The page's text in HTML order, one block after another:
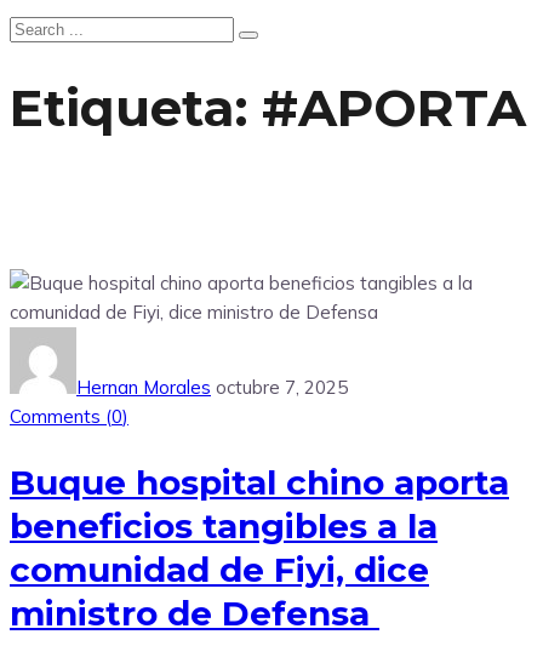
Etiqueta: #APORTA
Hernan Morales octubre 7, 2025
Comments (0)
Buque hospital chino aporta
beneficios tangibles a la
comunidad de Fiyi, dice
ministro de Defensa